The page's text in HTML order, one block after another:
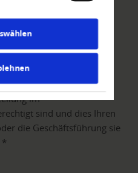
der Forderung
Sie
dass Sie von Ihrem
des Auftrages an uns
im
sind und dies Ihren
die Geschäftsführung sie
*